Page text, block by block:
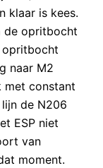
klaar is kees.
de opritbocht
opritbocht
naar M2
met constant
de N206
ESP niet
van
moment.